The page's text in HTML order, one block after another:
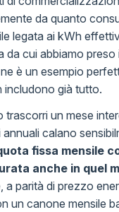
da quanto
legata ai kWh
da cui abbiamo preso
è un esempio
includono già tutto.
trascorri un mese
calano
fissa mensile
anche in quel
a parità di prezzo
un canone mensile